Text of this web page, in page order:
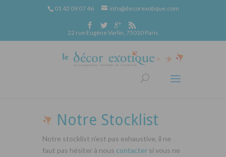
01 42 09 07 46 info@decorexotique.com
22 rue Eugène Varlin, 75010 Paris
Notre Stocklist
Notre stocklist n’est pas exhaustive, il ne
faut pas hésiter à nous contacter si vous ne